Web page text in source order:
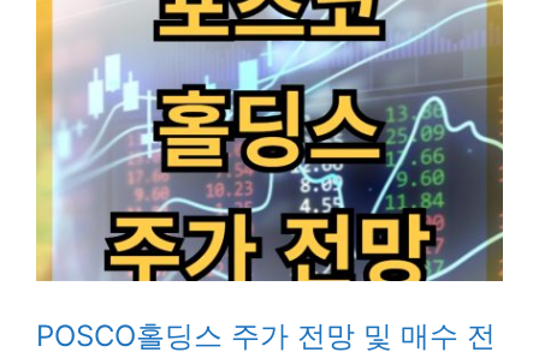
POSCO홀딩스 주가 전망 및 매수 전